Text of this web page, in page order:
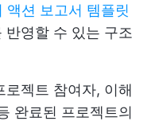
액션 보고서 템플릿
반영할 수 있는 구조
로젝트 참여자, 이해
완료된 프로젝트의